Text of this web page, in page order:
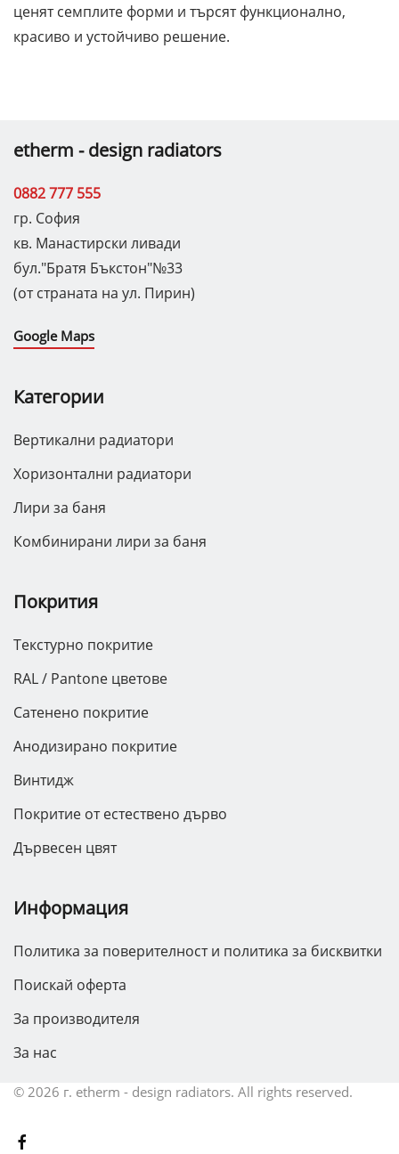
ценят семплите форми и търсят функционално,
красиво и устойчиво решение.
etherm - design radiators
0882 777 555
гр. София
кв. Манастирски ливади
бул."Братя Бъкстон"№33
(от страната на ул. Пирин)
Google Maps
Категории
Вертикални радиатори
Хоризонтални радиатори
Лири за баня
Комбинирани лири за баня
Покрития
Текстурно покритие
RAL / Pantone цветове
Сатенено покритие
Анодизирано покритие
Винтидж
Покритие от естествено дърво
Дървесен цвят
Информация
Политика за поверителност и политика за бисквитки
Поискай оферта
За производителя
За нас
© 2026 г. etherm - design radiators. All rights reserved.